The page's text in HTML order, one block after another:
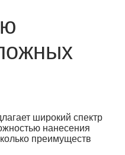
широкий спектр
нанесения
преимуществ